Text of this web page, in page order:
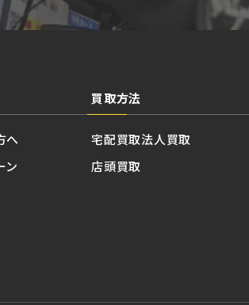
へ
ン
買取方法
宅配買取
店頭買取
法人買取